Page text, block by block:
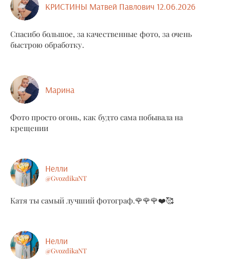
КРИСТИНЫ Матвей Павлович 12.06.2026
Спасибо большое, за качественные фото, за очень
быстрою обработку.
Марина
Фото просто огонь, как будто сама побывала на
крещении
Нелли
@GvozdikaNT
Катя ты самый лучший фотограф.🌹🌹🌹❤️🥰
Нелли
@GvozdikaNT